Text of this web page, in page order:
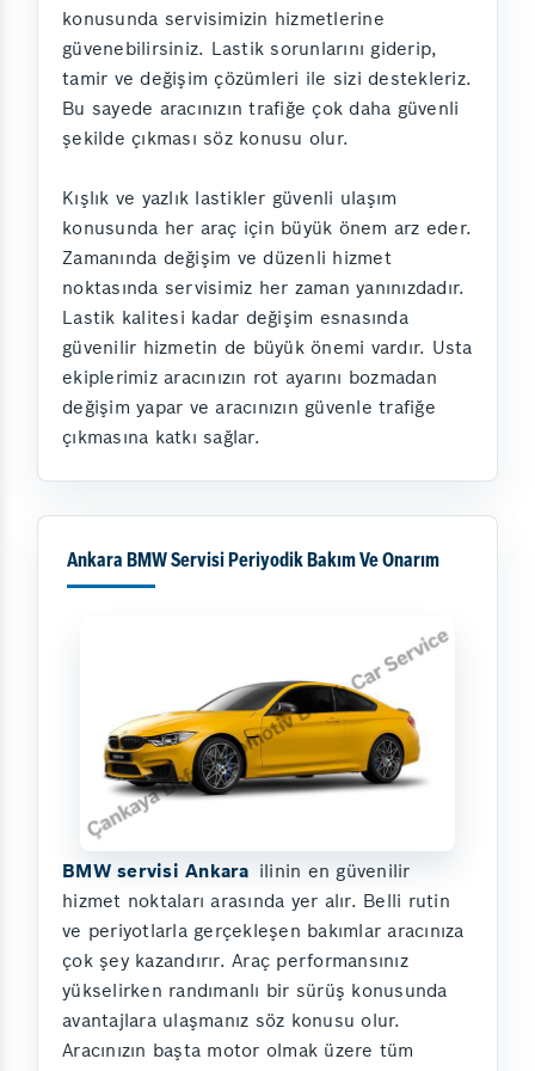
konusunda servisimizin hizmetlerine
güvenebilirsiniz. Lastik sorunlarını giderip,
tamir ve değişim çözümleri ile sizi destekleriz.
Bu sayede aracınızın trafiğe çok daha güvenli
şekilde çıkması söz konusu olur.
Kışlık ve yazlık lastikler güvenli ulaşım
konusunda her araç için büyük önem arz eder.
Zamanında değişim ve düzenli hizmet
noktasında servisimiz her zaman yanınızdadır.
Lastik kalitesi kadar değişim esnasında
güvenilir hizmetin de büyük önemi vardır. Usta
ekiplerimiz aracınızın rot ayarını bozmadan
değişim yapar ve aracınızın güvenle trafiğe
çıkmasına katkı sağlar.
Ankara BMW Servisi Periyodik Bakım Ve Onarım
BMW servisi Ankara ilinin en güvenilir
hizmet noktaları arasında yer alır. Belli rutin
ve periyotlarla gerçekleşen bakımlar aracınıza
çok şey kazandırır. Araç performansınız
yükselirken randımanlı bir sürüş konusunda
avantajlara ulaşmanız söz konusu olur.
Aracınızın başta motor olmak üzere tüm